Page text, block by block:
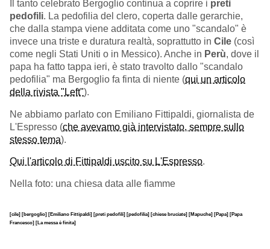
Il tanto celebrato Bergoglio continua a coprire i preti
pedofili. La pedofilia del clero, coperta dalle gerarchie,
che dalla stampa viene additata come uno "scandalo" è
invece una triste e duratura realtà, soprattutto in Cile (così
come negli Stati Uniti o in Messico). Anche in Perù, dove il
papa ha fatto tappa ieri, è stato travolto dallo "scandalo
pedofilia" ma Bergoglio fa finta di niente (qui un articolo
della rivista "Left").
Ne abbiamo parlato con Emiliano Fittipaldi, giornalista de
L'Espresso (che avevamo già intervistato, sempre sullo
stesso tema).
Qui l'articolo di Fittipaldi uscito su L'Espresso.
Nella foto: una chiesa data alle fiamme
[cile] [bergoglio] [Emiliano Fittipaldi] [preti pedofili] [pedofilia] [chiese bruciate] [Mapuche] [Papa] [Papa
Francesco] [La messa è finita]